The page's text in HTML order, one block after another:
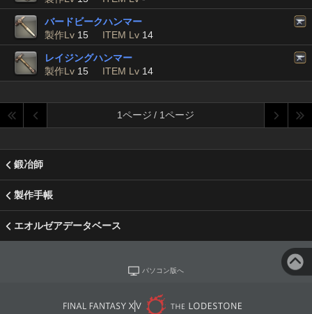
バードビークハンマー
製作Lv 15 ITEM Lv 14
レイジングハンマー
製作Lv 15 ITEM Lv 14
1ページ / 1ページ
鍛冶師
製作手帳
エオルゼアデータベース
パソコン版へ